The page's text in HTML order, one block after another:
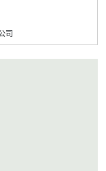
司